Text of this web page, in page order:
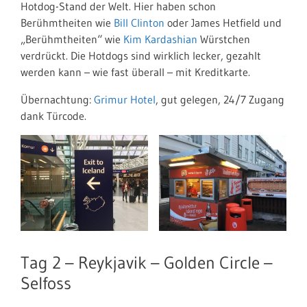
Hotdog-Stand der Welt. Hier haben schon
Berühmtheiten wie Bill Clinton oder James Hetfield und
„Berühmtheiten“ wie Kim Kardashian Würstchen
verdrückt. Die Hotdogs sind wirklich lecker, gezahlt
werden kann – wie fast überall – mit Kreditkarte.
Übernachtung: Grimur Hotel, gut gelegen, 24/7 Zugang
dank Türcode.
Tag 2 – Reykjavik – Golden Circle –
Selfoss